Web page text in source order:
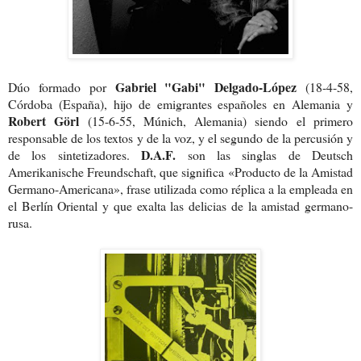
Dúo formado por Gabriel "Gabi" Delgado-López (18-4-58,
Córdoba (España), hijo de emigrantes españoles en Alemania y
Robert Görl (15-6-55, Múnich, Alemania) siendo el primero
responsable de los textos y de la voz, y el segundo de la percusión y
de los sintetizadores.D.A.F. son las singlas de Deutsch
Amerikanische Freundschaft, que significa «Producto de la Amistad
Germano-Americana», frase utilizada como réplica a la empleada en
el Berlín Oriental y que exalta las delicias de la amistad germano-
rusa.